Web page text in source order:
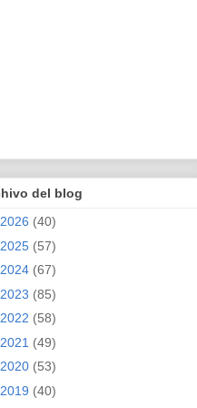
del blog
2026 (40)
2025 (57)
2024 (67)
2023 (85)
2022 (58)
2021 (49)
2020 (53)
2019 (40)